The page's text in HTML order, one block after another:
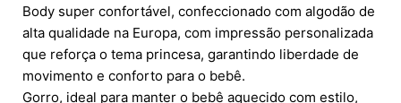
Body super confortável, confeccionado com algodão de
alta qualidade na Europa, com impressão personalizada
que reforça o tema princesa, garantindo liberdade de
movimento e conforto para o bebê.
Gorro, ideal para manter o bebê aquecido com estilo,